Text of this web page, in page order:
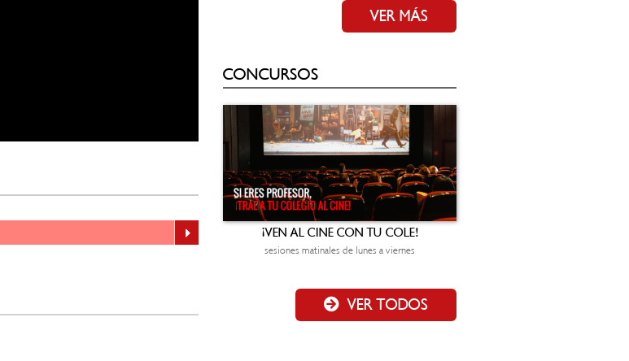
VER MÁS
CONCURSOS
¡VEN AL CINE CON TU COLE!
sesiones matinales de lunes a viernes
VER TODOS